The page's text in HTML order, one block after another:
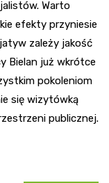
Warto
efekty przyniesie
zależy jakość
Bielan już wkrótce
pokoleniom
się wizytówką
publicznej.